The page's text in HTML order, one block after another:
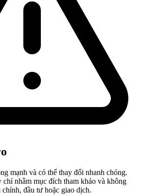
mạnh và có thể thay đổi nhanh chóng.
chỉ nhằm mục đích tham khảo và không
đầu tư hoặc giao dịch.